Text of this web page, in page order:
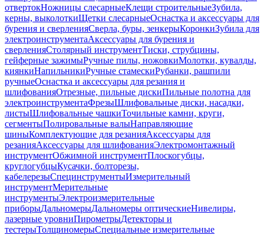
отвертокНожницы слесарныеКлещи строительныеЗубила,
керны, выколоткиЩетки слесарныеОснастка и аксессуары для
бурения и сверленияСверла, буры, зенкерыКоронкиЗубила для
электроинструментаАксессуары для бурения и
сверленияСтолярный инструментТиски, струбцины,
гейферные зажимыРучные пилы, ножовкиМолотки, кувалды,
киянкиНапильникиРучные стамескиРубанки, рашпили
ручныеОснастка и аксессуары для резания и
шлифованияОтрезные, пильные дискиПильные полотна для
электроинструментаФрезыШлифовальные диски, насадки,
листыШлифовальные чашкиТочильные камни, круги,
сегментыПолировальные валыНаправляющие
шиныКомплектующие для резанияАксессуары для
резанияАксессуары для шлифованияЭлектромонтажный
инструментОбжимной инструментПлоскогубцы,
круглогубцыКусачки, болторезы,
кабелерезыСпецинструментыИзмерительный
инструментМерительные
инструментыЭлектроизмерительные
приборыДальномерыДальномеры оптическиеНивелиры,
лазерные уровниПирометрыДетекторы и
тестерыТолщиномерыСпециальные измерительные